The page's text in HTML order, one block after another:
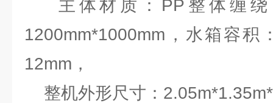
主体材质：PP整体缠绕
1200mm*1000mm，水箱容积
12mm，
整机外形尺寸：